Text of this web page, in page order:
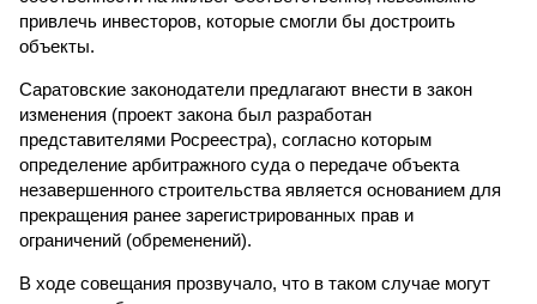
привлечь инвесторов, которые смогли бы достроить
объекты.
Саратовские законодатели предлагают внести в закон
изменения (проект закона был разработан
представителями Росреестра), согласно которым
определение арбитражного суда о передаче объекта
незавершенного строительства является основанием для
прекращения ранее зарегистрированных прав и
ограничений (обременений).
В ходе совещания прозвучало, что в таком случае могут